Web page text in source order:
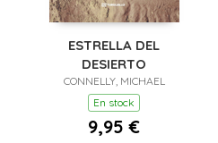
ESTRELLA DEL
DESIERTO
CONNELLY, MICHAEL
En stock
9,95 €